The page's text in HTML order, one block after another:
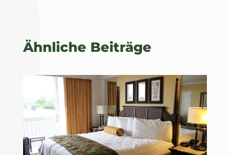
Ähnliche Beiträge